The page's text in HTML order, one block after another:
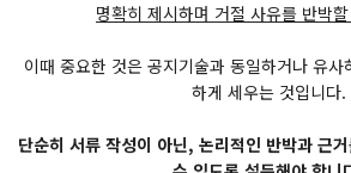
명확히 제시하며 거절 사유를 반박
이때 중요한 것은 공지기술과 동일하거나 유
하게 세우는 것입니다.
단순히 서류 작성이 아닌, 논리적인 반박과 근